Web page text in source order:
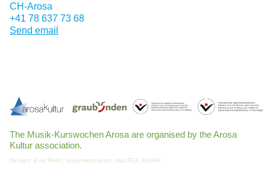
CH-Arosa
+41 78 637 73 68
Send email
The Musik-Kurswochen Arosa are organised by the Arosa
Kultur association.
Design: Eva Rolli | Implementation: macREC GmbH